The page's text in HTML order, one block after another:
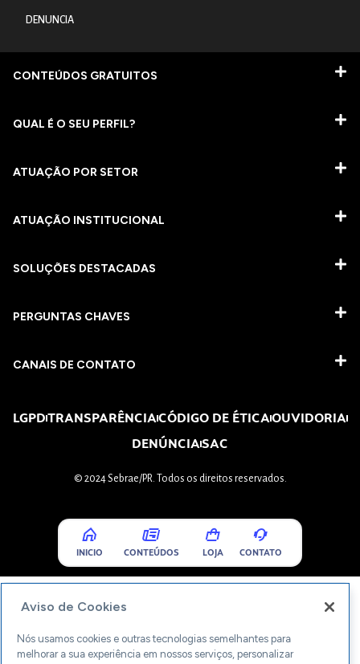
DENUNCIA
CONTEÚDOS GRATUITOS
QUAL É O SEU PERFIL?
ATUAÇÃO POR SETOR
ATUAÇÃO INSTITUCIONAL
SOLUÇÕES DESTACADAS
PERGUNTAS CHAVES​
CANAIS DE CONTATO
LGPDTRANSPARÊNCIACÓDIGO DE ÉTICAOUVIDORIA
DENÚNCIASAC
© 2024 Sebrae/PR. Todos os direitos reservados.
INICIO CONTEÚDOS LOJA CONTATO
Aviso de Cookies
Nós usamos cookies e outras tecnologias semelhantes para
melhorar a sua experiência em nossos serviços, personalizar